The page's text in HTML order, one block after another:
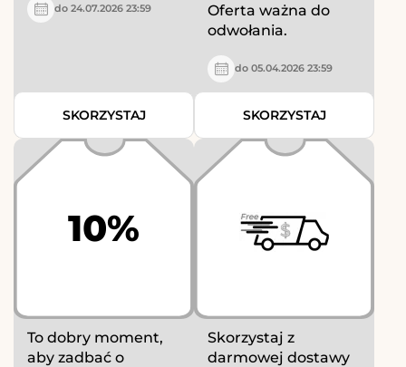
do 24.07.2026 23:59
SKORZYSTAJ
Oferta ważna do
odwołania.
do 05.04.2026 23:59
SKORZYSTAJ
10%
To dobry moment,
aby zadbać o
Skorzystaj z
darmowej dostawy